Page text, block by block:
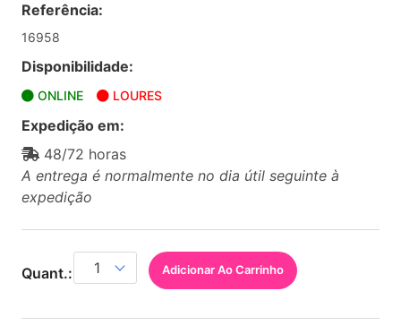
Referência:
16958
Disponibilidade:
ONLINE LOURES
Expedição em:
48/72 horas
A entrega é normalmente no dia útil seguinte à
expedição
Quant.: Adicionar Ao Carrinho